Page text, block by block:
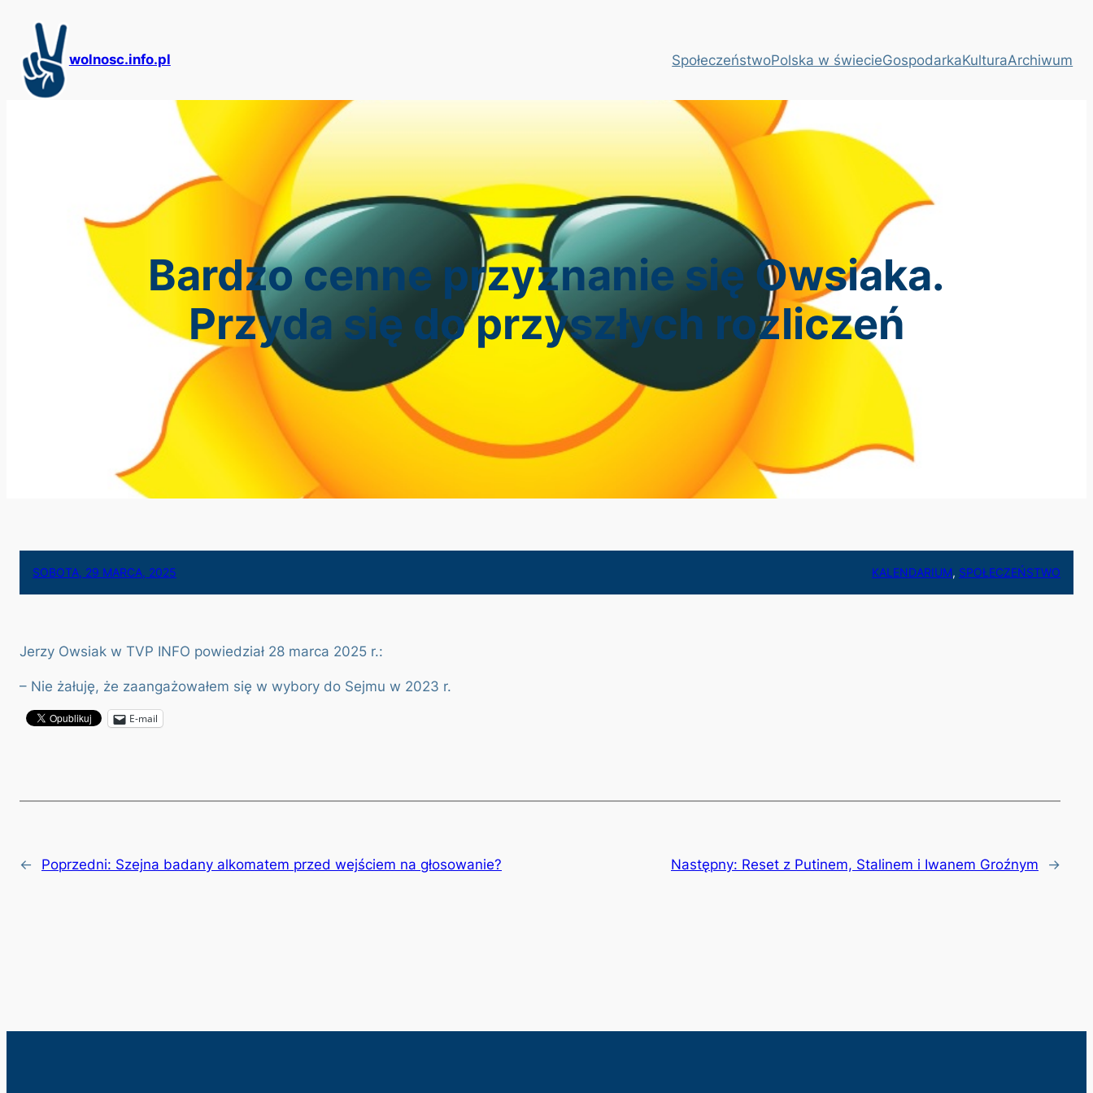
treści
wolnosc.info.pl SpołeczeństwoPolska w świecieGospodarkaKulturaArchiwum
Bardzo cenne przyznanie się Owsiaka.
Przyda się do przyszłych rozliczeń
SOBOTA, 29 MARCA, 2025 KALENDARIUM, SPOŁECZEŃSTWO
Jerzy Owsiak w TVP INFO powiedział 28 marca 2025 r.:
– Nie żałuję, że zaangażowałem się w wybory do Sejmu w 2023 r.
E-mail
← Poprzedni: Szejna badany alkomatem przed wejściem na głosowanie? Następny: Reset z Putinem, Stalinem i Iwanem Groźnym →